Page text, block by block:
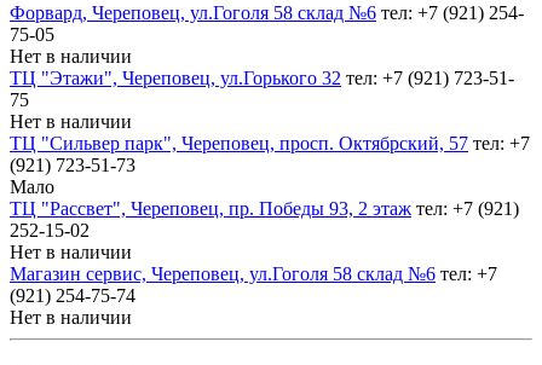
Форвард, Череповец, ул.Гоголя 58 склад №6 тел: +7 (921) 254-
75-05
Нет в наличии
ТЦ "Этажи", Череповец, ул.Горького 32 тел: +7 (921) 723-51-
75
Нет в наличии
ТЦ "Сильвер парк", Череповец, просп. Октябрский, 57 тел: +7
(921) 723-51-73
Мало
ТЦ "Рассвет", Череповец, пр. Победы 93, 2 этаж тел: +7 (921)
252-15-02
Нет в наличии
Магазин сервис, Череповец, ул.Гоголя 58 склад №6 тел: +7
(921) 254-75-74
Нет в наличии